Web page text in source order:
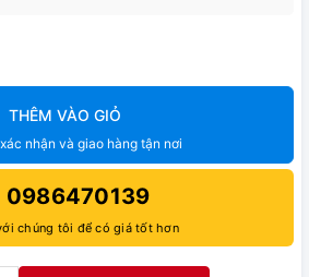
THÊM VÀO GIỎ
nhận và giao hàng tận nơi
0986470139
chúng tôi để có giá tốt hơn